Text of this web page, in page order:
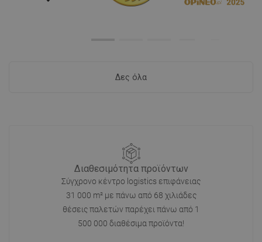
Δες όλα
Διαθεσιμότητα προϊόντων
Σύγχρονο κέντρο logistics επιφάνειας
31 000 m² με πάνω από 68 χιλιάδες
θέσεις παλετών παρέχει πάνω από 1
500 000 διαθέσιμα προϊόντα!